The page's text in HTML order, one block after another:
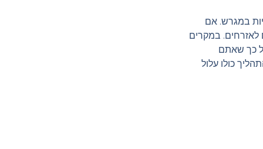
במגרש. אם
לאזרחים. במקרים
כך שאתם
כולו עלול